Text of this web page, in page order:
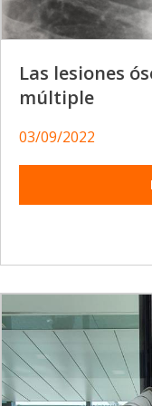
Las lesiones
múltiple
03/09/2022